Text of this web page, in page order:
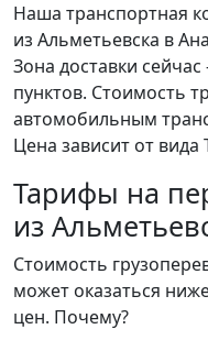
Наша транспортная
из Альметьевска в
Зона доставки
пунктов. Стоимость
автомобильным
Цена зависит от
Тарифы на
из
Стоимость
может оказаться
цен. Почему?